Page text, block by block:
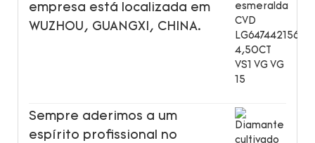
empresa está localizada em
WUZHOU, GUANGXI, CHINA.
Sempre aderimos a um
espírito profissional no